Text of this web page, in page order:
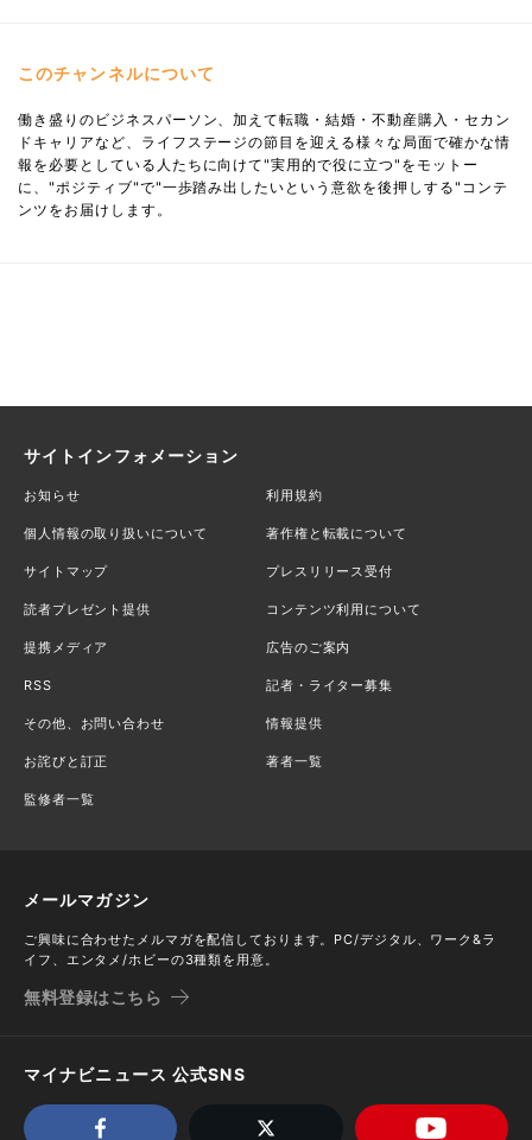
このチャンネルについて
働き盛りのビジネスパーソン、加えて転職・結婚・不動産購入・セカン
ドキャリアなど、ライフステージの節目を迎える様々な局面で確かな情
報を必要としている人たちに向けて"実用的で役に立つ"をモットー
に、"ポジティブ"で"一歩踏み出したいという意欲を後押しする"コンテ
ンツをお届けします。
サイトインフォメーション
お知らせ 利用規約
個人情報の取り扱いについて 著作権と転載について
サイトマップ プレスリリース受付
読者プレゼント提供 コンテンツ利用について
提携メディア 広告のご案内
RSS 記者・ライター募集
その他、お問い合わせ 情報提供
お詫びと訂正 著者一覧
監修者一覧
メールマガジン
ご興味に合わせたメルマガを配信しております。PC/デジタル、ワーク&ラ
イフ、エンタメ/ホビーの3種類を用意。
無料登録はこちら
マイナビニュース 公式SNS